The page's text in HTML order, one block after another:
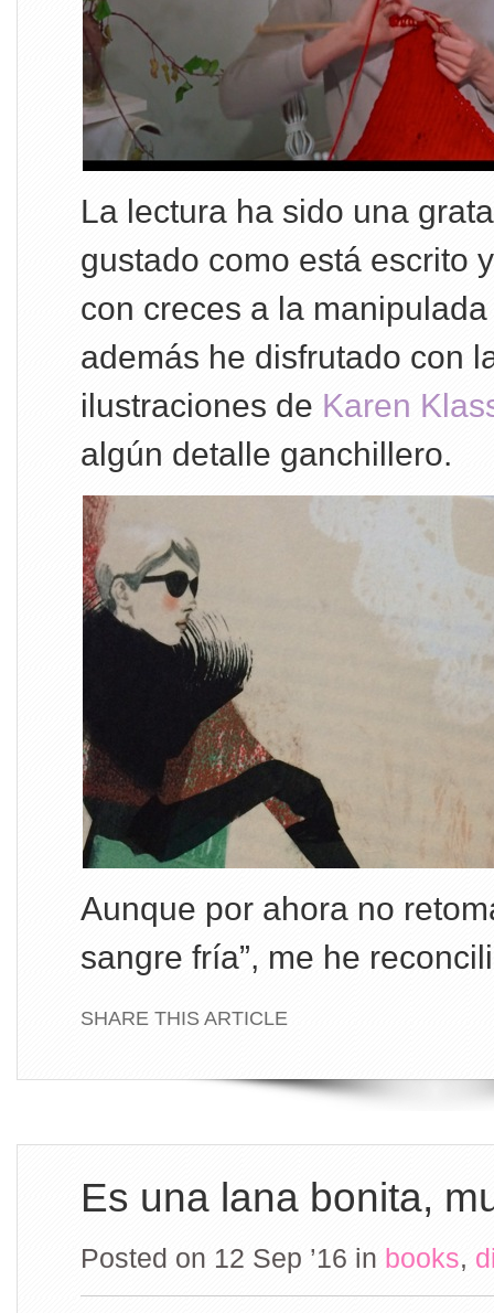
La lectura ha sido una
gustado como está escrito
con creces a la
además he disfrutado con
ilustraciones de Karen
algún detalle ganchillero.
Aunque por ahora no
sangre fría”, me he
SHARE THIS ARTICLE
Es una lana bonita,
Posted on 12 Sep ’16 in books,